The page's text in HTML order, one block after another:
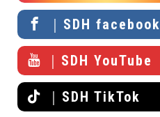
｜SDH facebook
｜SDH YouTube
｜SDH TikTok